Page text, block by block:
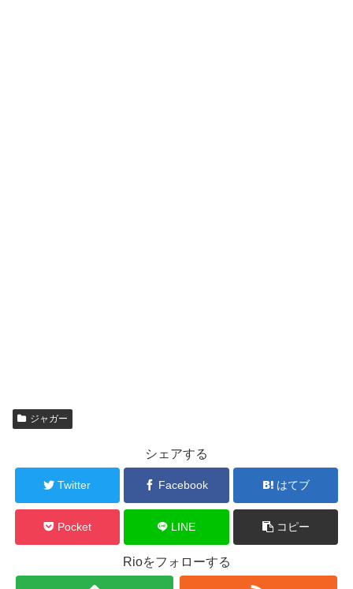
ジャガー
シェアする
Twitter Facebook はてブ
Pocket LINE コピー
Rioをフォローする